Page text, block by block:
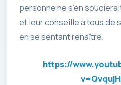
personne ne s’en
et leur conseille à tous de
en se sentant renaître.
https://